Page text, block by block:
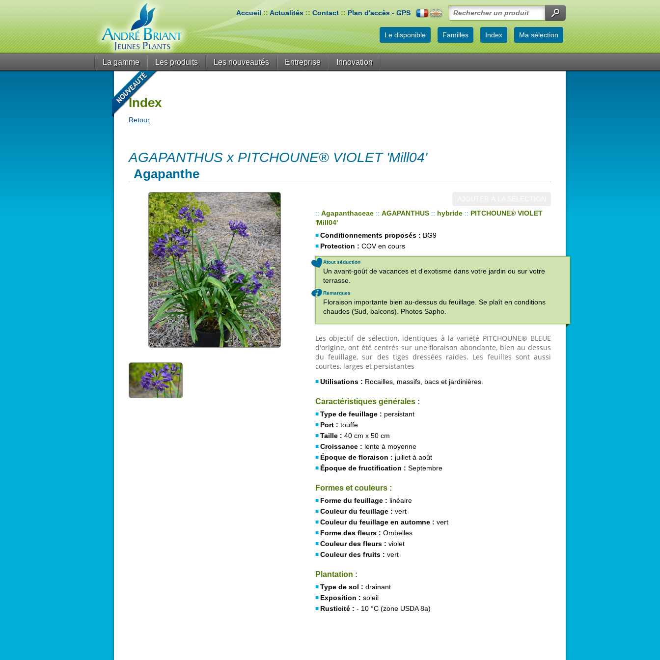
Accueil::Actualités :: Contact :: Plan d'accès - GPS
Le disponible Familles Index Ma sélection
La gamme Les produits Les nouveautés Entreprise Innovation
Index
Retour
AGAPANTHUS x PITCHOUNE® VIOLET 'Mill04'
Agapanthe
:: Agapanthaceae :: AGAPANTHUS :: hybride :: PITCHOUNE® VIOLET
'Mill04'
Conditionnements proposés : BG9
Protection : COV en cours
Atout séduction
Un avant-goût de vacances et d'exotisme dans votre jardin ou sur votre
terrasse.
Remarques
Floraison importante bien au-dessus du feuillage. Se plaît en conditions
chaudes (Sud, balcons). Photos Sapho.
Les objectif de sélection, identiques à la variété PITCHOUNE® BLEUE
d'origine, ont été centrés sur une floraison abondante, bien au dessus
du feuillage, sur des tiges dressées raides. Les feuilles sont aussi
courtes, larges et persistantes
Utilisations : Rocailles, massifs, bacs et jardinières.
Caractéristiques générales :
Type de feuillage : persistant
Port : touffe
Taille : 40 cm x 50 cm
Croissance : lente à moyenne
Époque de floraison : juillet à août
Époque de fructification : Septembre
Formes et couleurs :
Forme du feuillage : linéaire
Couleur du feuillage : vert
Couleur du feuillage en automne : vert
Forme des fleurs : Ombelles
Couleur des fleurs : violet
Couleur des fruits : vert
Plantation :
Type de sol : drainant
Exposition : soleil
Rusticité : - 10 °C (zone USDA 8a)